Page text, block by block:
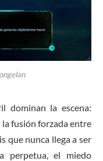
dominan la escena:
fusión forzada entre
que nunca llega a ser
perpetua, el miedo